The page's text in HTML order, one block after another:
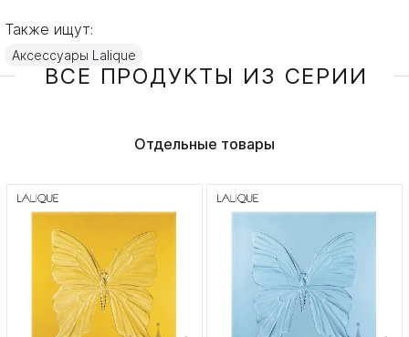
Также ищут:
Аксессуары Lalique
ВСЕ ПРОДУКТЫ ИЗ СЕРИИ
Отдельные товары